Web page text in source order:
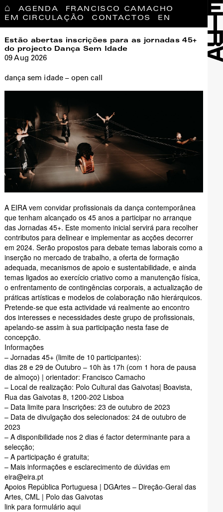
⌂ AGENDA
FRANCISCO CAMACHO
EM CIRCULAÇÃO
CONTACTOS EN
Estão abertas inscrições para as jornadas 45+
do projecto Dança Sem Idade
09 Aug 2026
dança sem idade – open call
A EIRA vem convidar profissionais da dança contemporânea
que tenham alcançado os 45 anos a participar no arranque
das Jornadas 45+. Este momento inicial servirá para recolher
contributos para delinear e implementar as acções decorrer
em 2024. Serão propostos para debate temas laborais como a
inserção no mercado de trabalho, a oferta de formação
adequada, mecanismos de apoio e sustentabilidade, e ainda
temas ligados ao exercício criativo como a manutenção física,
o enfrentamento de contingências corporais, a actualização de
práticas artísticas e modelos de colaboração não hierárquicos.
Pretende-se que esta actividade vá realmente ao encontro
dos interesses e necessidades deste grupo de profissionais,
apelando-se assim à sua participação nesta fase de
concepção.
Informações
– Jornadas 45+ (limite de 10 participantes):
dias 28 e 29 de Outubro – 10h às 17h (com 1 hora de pausa
de almoço) | orientador: Francisco Camacho
– Local de realização: Polo Cultural das Gaivotas| Boavista,
Rua das Gaivotas 8, 1200-202 Lisboa
– Data limite para Inscrições: 23 de outubro de 2023
– Data de divulgação dos selecionados: 24 de outubro de
2023
– A disponibilidade nos 2 dias é factor determinante para a
selecção;
– A participação é gratuita;
– Mais informações e esclarecimento de dúvidas em
eira@eira.pt
Apoios República Portuguesa | DGArtes – Direção-Geral das
Artes, CML | Polo das Gaivotas
link para formulário aqui